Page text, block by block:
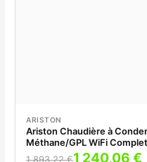
ARISTON
Ariston Chaudière à
Méthane/GPL WiFi
1 893,22 €1 240,06 €